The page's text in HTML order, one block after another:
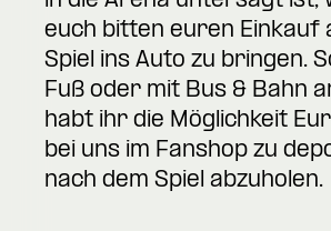
euch bitten euren Einkauf
Spiel ins Auto zu bringen.
Fuß oder mit Bus & Bahn
habt ihr die Möglichkeit
bei uns im Fanshop zu
nach dem Spiel abzuholen.